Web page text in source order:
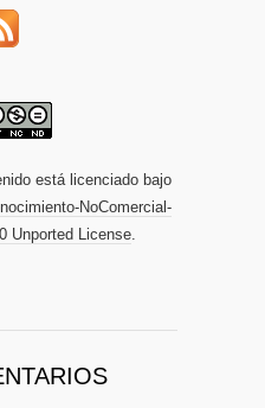
está licenciado bajo
NoComercial-
Unported License.